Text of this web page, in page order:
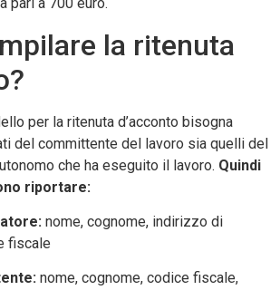
la ritenuta
per la ritenuta d’acconto bisogna
del committente del lavoro sia quelli del
che ha eseguito il lavoro. Quindi
riportare:
nome, cognome, indirizzo di
fiscale
nome, cognome, codice fiscale,